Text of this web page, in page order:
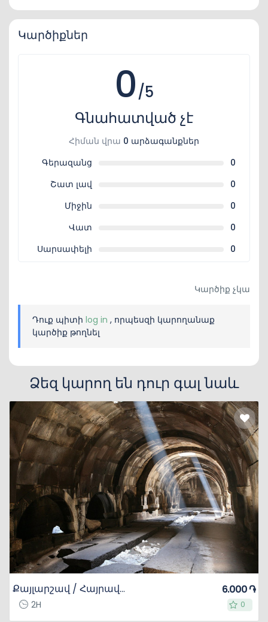
Կարծիքներ
0/5
Գնահատված չէ
Հիման վրա 0 արձագանքներ
Գերազանց
0
Շատ լավ
0
Միջին
0
Վատ
0
Սարսափելի
0
Կարծիք չկա
Դուք պիտի log in , որպեսզի կարողանաք
կարծիք թողնել
Ձեզ կարող են դուր գալ նաև
Քայլարշավ / Հայրավանք վանական համալիր, Օրբելյանների իջևանատուն, Սմբատաբերդ
0
0
2H
6.000 ֏